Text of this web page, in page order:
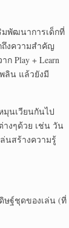
มพัฒนาการเด็กที่
ถึงความสำคัญ
Play + Learn
ลิน แล้วยังมี
นเวียนกันไป
างๆด้วย เช่น วัน
นสร้างความรู้
ษฐ์ชุดของเล่น (ที่